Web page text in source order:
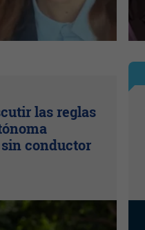
las reglas
sin conductor